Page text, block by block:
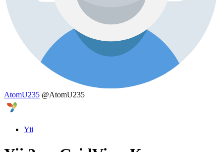
AtomU235 @AtomU235
Yii